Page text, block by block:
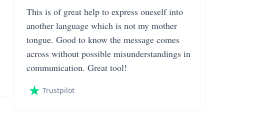
This is of great help to express oneself into
another language which is not my mother
tongue. Good to know the message comes
across without possible misunderstandings in
communication. Great tool!
Trustpilot